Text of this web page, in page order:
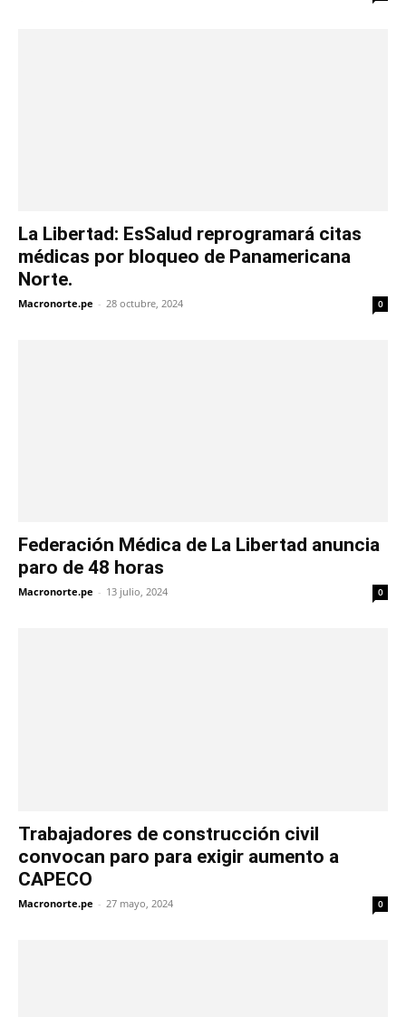
La Libertad: EsSalud reprogramará citas
médicas por bloqueo de Panamericana
Norte.
Macronorte.pe - 28 octubre, 2024 0
Federación Médica de La Libertad anuncia
paro de 48 horas
Macronorte.pe - 13 julio, 2024 0
Trabajadores de construcción civil
convocan paro para exigir aumento a
CAPECO
Macronorte.pe - 27 mayo, 2024 0